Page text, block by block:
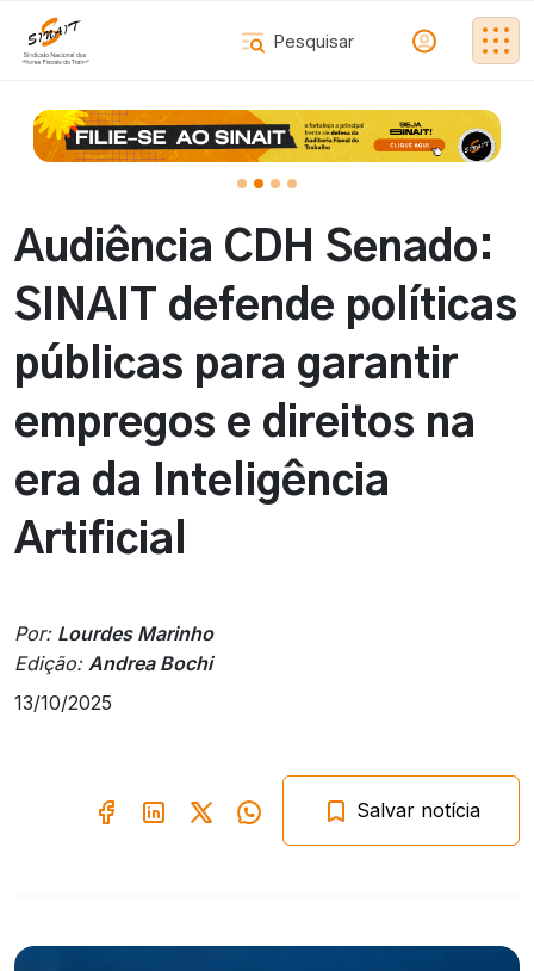
Audiência CDH Senado:
SINAIT defende políticas
públicas para garantir
empregos e direitos na
era da Inteligência
Artificial
Por: Lourdes Marinho
Edição: Andrea Bochi
13/10/2025
Salvar notícia